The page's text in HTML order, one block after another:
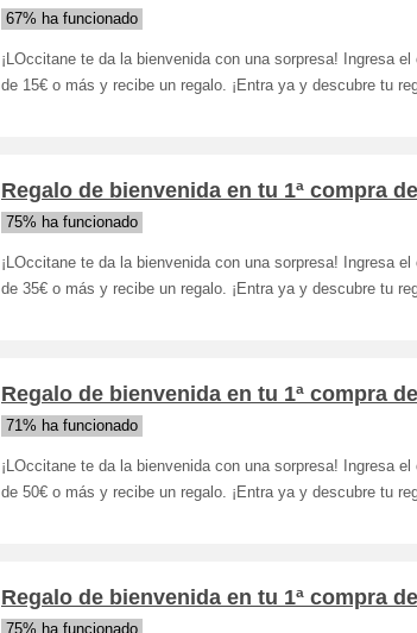
67% ha funcionado
¡LOccitane te da la bienvenida con una sorpresa! Ingresa
de 15€ o más y recibe un regalo. ¡Entra ya y descubre tu
Regalo de bienvenida en tu 1ª compra
75% ha funcionado
¡LOccitane te da la bienvenida con una sorpresa! Ingresa
de 35€ o más y recibe un regalo. ¡Entra ya y descubre tu
Regalo de bienvenida en tu 1ª compra
71% ha funcionado
¡LOccitane te da la bienvenida con una sorpresa! Ingresa
de 50€ o más y recibe un regalo. ¡Entra ya y descubre tu
Regalo de bienvenida en tu 1ª compra
75% ha funcionado